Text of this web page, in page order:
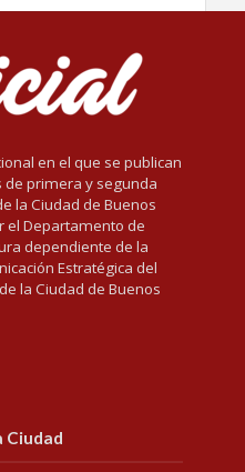
en el que se publican
de primera y segunda
la Ciudad de Buenos
el Departamento de
dependiente de la
Estratégica del
la Ciudad de Buenos
Ciudad